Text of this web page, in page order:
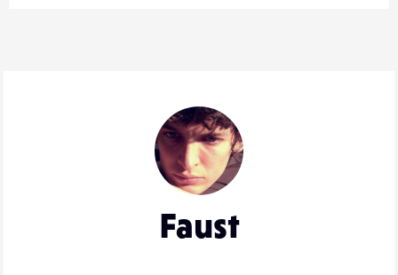
Faust